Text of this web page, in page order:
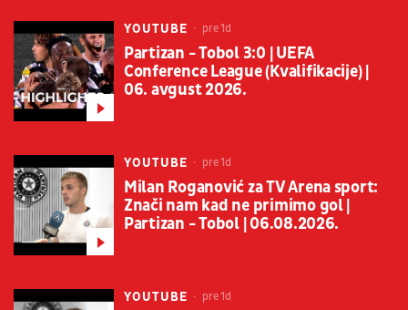
YOUTUBE pre 1d
Partizan - Tobol 3:0 | UEFA
Conference League (Kvalifikacije) |
06. avgust 2026.
YOUTUBE pre 1d
Milan Roganović za TV Arena sport:
Znači nam kad ne primimo gol |
Partizan - Tobol | 06.08.2026.
YOUTUBE pre 1d